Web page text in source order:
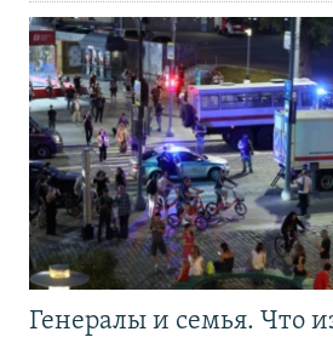
Генералы и семья. Что